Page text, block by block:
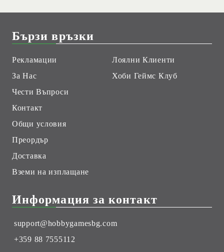
Бързи връзки
Рекламации
За Нас
Чести Въпроси
Контакт
Общи условия
Преордър
Доставка
Вземи на изплащане
Лоялни Клиенти
Хоби Геймс Клуб
Информация за контакт
support@hobbygamesbg.com
+359 88 7555112